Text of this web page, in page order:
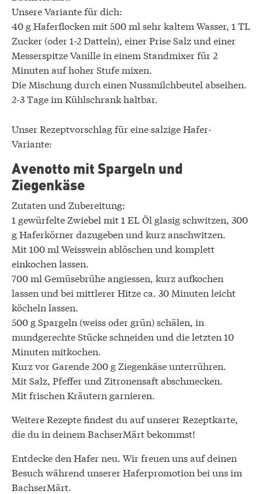
Unsere Variante für dich:
40 g Haferflocken mit 500 ml sehr kaltem Wasser, 1 TL
Zucker (oder 1-2 Datteln), einer Prise Salz und einer
Messerspitze Vanille in einem Standmixer für 2
Minuten auf hoher Stufe mixen.
Die Mischung durch einen Nussmilchbeutel abseihen.
2-3 Tage im Kühlschrank haltbar.
Unser Rezeptvorschlag für eine salzige Hafer-
Variante:
Avenotto mit Spargeln und
Ziegenkäse
Zutaten und Zubereitung:
1 gewürfelte Zwiebel mit 1 EL Öl glasig schwitzen, 300
g Haferkörner dazugeben und kurz anschwitzen.
Mit 100 ml Weisswein ablöschen und komplett
einkochen lassen.
700 ml Gemüsebrühe angiessen, kurz aufkochen
lassen und bei mittlerer Hitze ca. 30 Minuten leicht
köcheln lassen.
500 g Spargeln (weiss oder grün) schälen, in
mundgerechte Stücke schneiden und die letzten 10
Minuten mitkochen.
Kurz vor Garende 200 g Ziegenkäse unterrühren.
Mit Salz, Pfeffer und Zitronensaft abschmecken.
Mit frischen Kräutern garnieren.
Weitere Rezepte findest du auf unserer Rezeptkarte,
die du in deinem BachserMärt bekommst!
Entdecke den Hafer neu. Wir freuen uns auf deinen
Besuch während unserer Haferpromotion bei uns im
BachserMärt.